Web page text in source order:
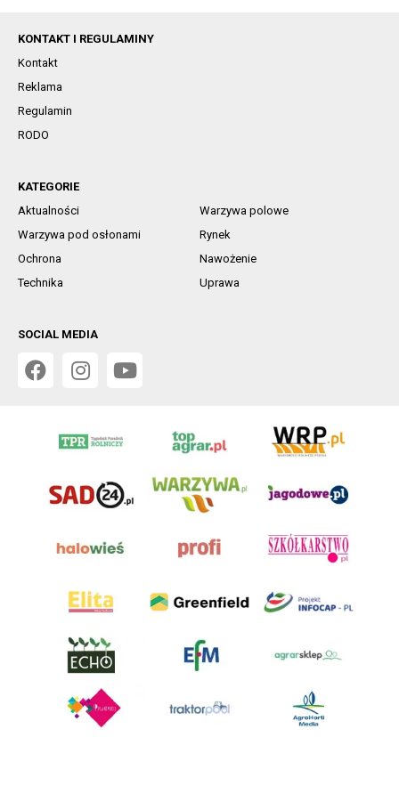
KONTAKT I REGULAMINY
Kontakt
Reklama
Regulamin
RODO
KATEGORIE
Aktualności
Warzywa polowe
Warzywa pod osłonami
Rynek
Ochrona
Nawożenie
Technika
Uprawa
SOCIAL MEDIA